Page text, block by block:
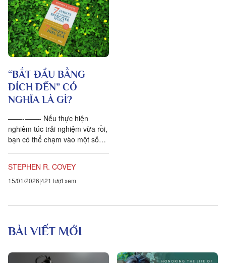
“BẮT ĐẦU BẰNG
ĐÍCH ĐẾN” CÓ
NGHĨA LÀ GÌ?
——-——- Nếu thực hiện
nghiêm túc trải nghiệm vừa rồi,
bạn có thể chạm vào một số
STEPHEN R. COVEY
15/01/2026 421 lượt xem
BÀI VIẾT MỚI